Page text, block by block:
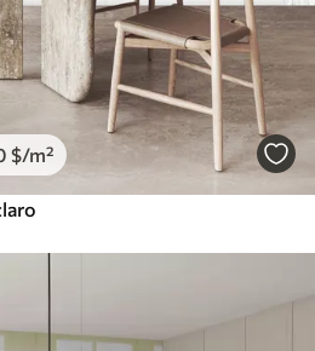
$/m²